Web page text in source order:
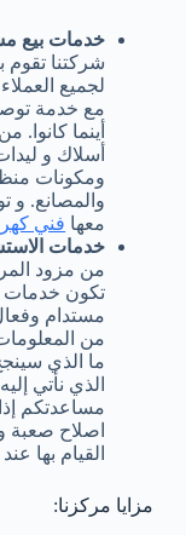
خدمات بيع
شركتنا تقوم
لجميع
مع خدمة
أينما
أسلاك و
ومكونات
والمصانع. و
معها فني
خدمات
من مزود
تكون خدمات
مستدام
من
ما الذي
الذي نأتي
مساعدتكم
اصلاح صعبة
القيام بها
مزايا مركزنا: